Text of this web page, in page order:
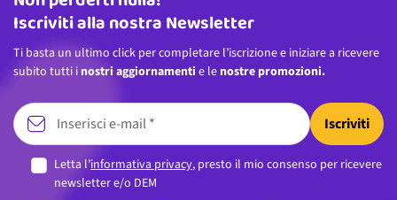
Iscriviti alla nostra Newsletter
Ti basta un ultimo click per completare l’iscrizione e iniziare a ricevere
subito tutti i nostri aggiornamenti e le nostre promozioni.
Iscriviti
Letta l’informativa privacy, presto il mio consenso per ricevere
newsletter e/o DEM